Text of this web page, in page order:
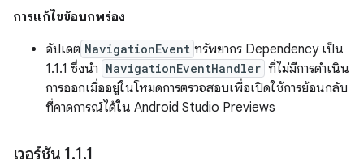
การแก้ไขข้อบกพร่อง
อัปเดต NavigationEvent ทรัพยากร Dependency เป็น
1.1.1 ซึ่งนำ NavigationEventHandler ที่ไม่มีการดำเนิน
การออกเมื่ออยู่ในโหมดการตรวจสอบเพื่อเปิดใช้การย้อนกลับ
ที่คาดการณ์ได้ใน Android Studio Previews
เวอร์ชัน 1.1.1